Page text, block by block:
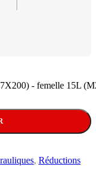
- femelle 15L
, Réductions